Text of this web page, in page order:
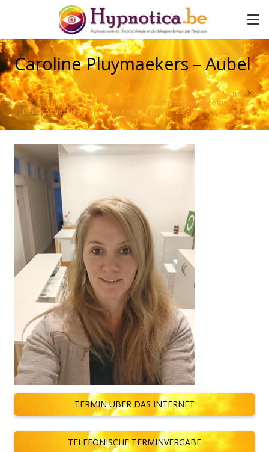
Caroline Pluymaekers – Aubel
Accueil
English Hypnotherapist – Nederlandstalige Hypnotherapeut –
Deutschsprachiger Hypnotherapeut – Hispanohablante Hipnoterapeuta
TERMIN ÜBER DAS INTERNET
TELEFONISCHE TERMINVERGABE